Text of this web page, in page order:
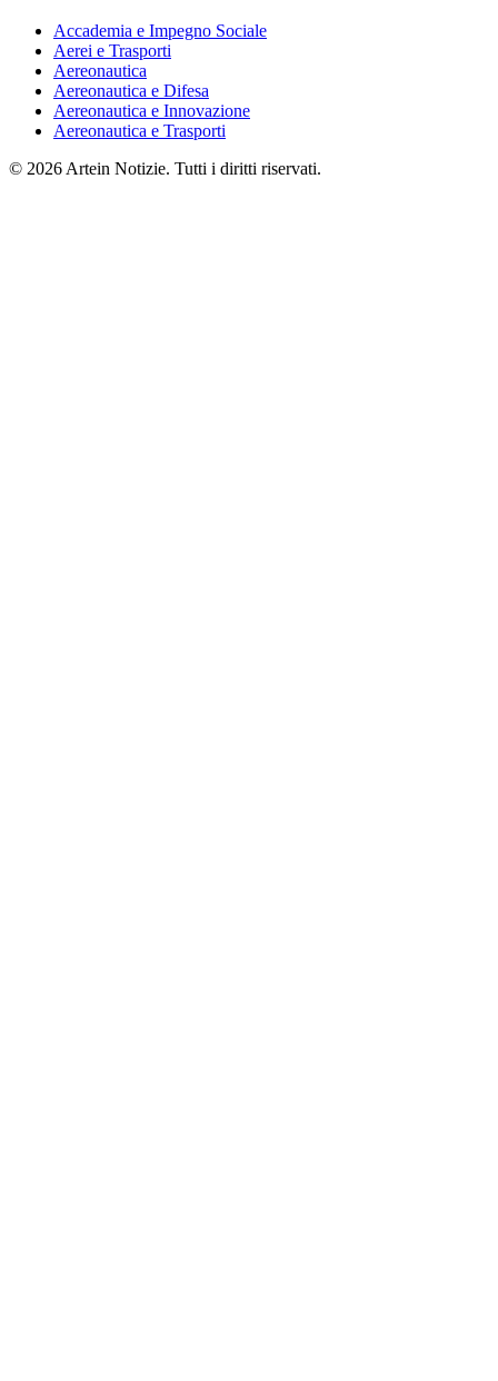
Accademia e Impegno Sociale
Aerei e Trasporti
Aereonautica
Aereonautica e Difesa
Aereonautica e Innovazione
Aereonautica e Trasporti
© 2026 Artein Notizie. Tutti i diritti riservati.